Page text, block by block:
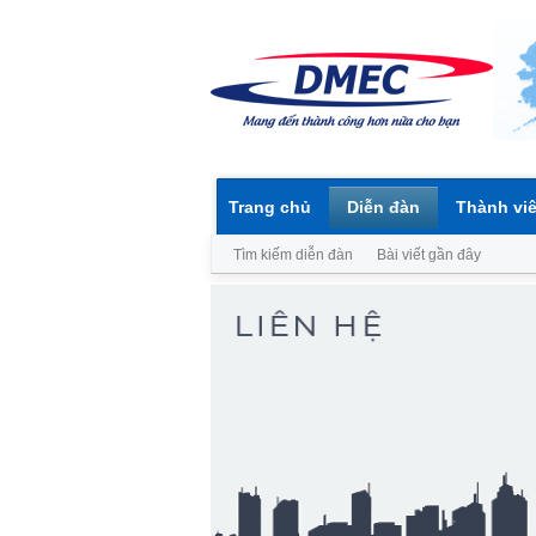
Trang chủ Diễn đàn
Tìm kiếm diễn đàn Bài viết gần đây
Thành